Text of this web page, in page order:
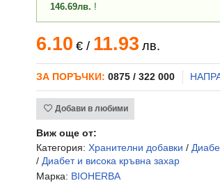
146.69лв. !
6.10 €/ 11.93 лв.
ЗА ПОРЪЧКИ: 0875 / 322 000
Добави в любими
Виж още от:
Категория:Хранителни добавки /
/Диабет и висока кръвна захар
Марка: BIOHERBA